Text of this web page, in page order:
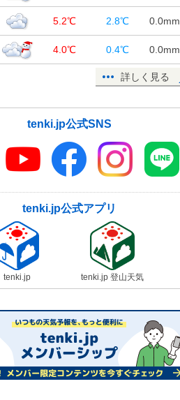
23日14:26
【速報】東京都心で今年初の最高気
温25℃以上の夏日に
23日13:42
東京都心の桜 つぼみがピンク色
に 季節先取りの陽気で 開花は秒
北陸 25日から今季初の本格的な黄
砂飛来か 花粉も大量飛散 注意点
や対策は
23日11:36
【速報】関東で今年初めての夏日
千葉県市原市の牛久で最高気温25℃
以上
23日11:09
る所も 花粉症の方は万全の対策を
23日10:33
23日 東京都心は夏日か 九州～関
東は晴れて初夏の陽気 北陸～北海
5.2℃ 2.8℃ 0.0mm
4.0℃ 0.4℃ 0.0mm
詳しく見る
tenki.jp公式SNS
tenki.jp公式アプリ
tenki.jp tenki.jp 登山天気